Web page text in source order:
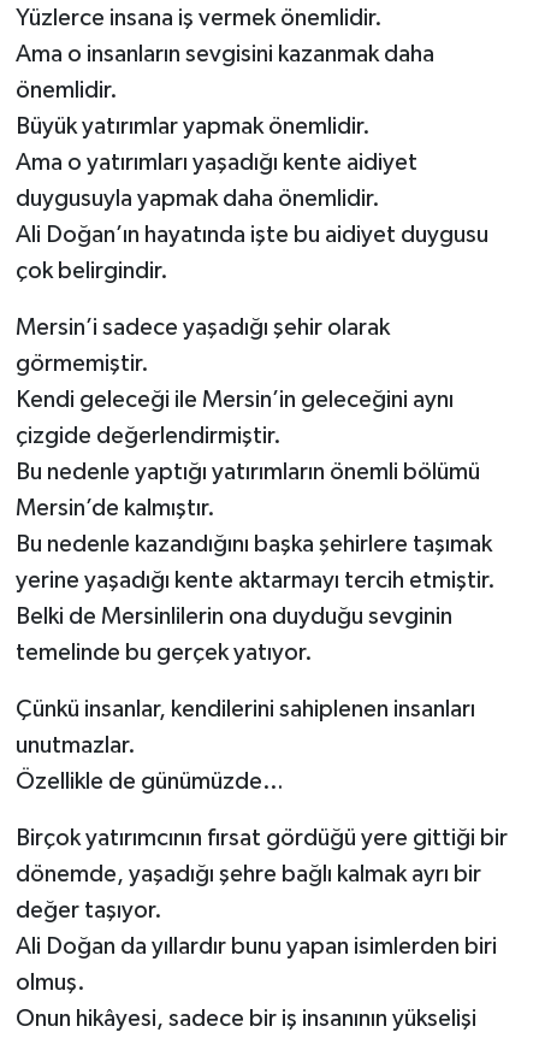
Yüzlerce insana iş vermek önemlidir.
Ama o insanların sevgisini kazanmak daha
önemlidir.
Büyük yatırımlar yapmak önemlidir.
Ama o yatırımları yaşadığı kente aidiyet
duygusuyla yapmak daha önemlidir.
Ali Doğan’ın hayatında işte bu aidiyet duygusu
çok belirgindir.
Mersin’i sadece yaşadığı şehir olarak
görmemiştir.
Kendi geleceği ile Mersin’in geleceğini aynı
çizgide değerlendirmiştir.
Bu nedenle yaptığı yatırımların önemli bölümü
Mersin’de kalmıştır.
Bu nedenle kazandığını başka şehirlere taşımak
yerine yaşadığı kente aktarmayı tercih etmiştir.
Belki de Mersinlilerin ona duyduğu sevginin
temelinde bu gerçek yatıyor.
Çünkü insanlar, kendilerini sahiplenen insanları
unutmazlar.
Özellikle de günümüzde…
Birçok yatırımcının fırsat gördüğü yere gittiği bir
dönemde, yaşadığı şehre bağlı kalmak ayrı bir
değer taşıyor.
Ali Doğan da yıllardır bunu yapan isimlerden biri
olmuş.
Onun hikâyesi, sadece bir iş insanının yükselişi